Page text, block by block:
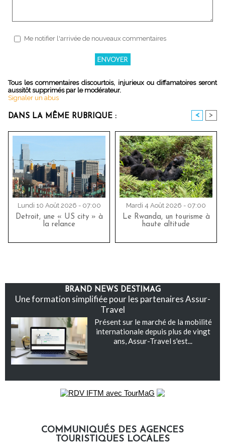
Me notifier l'arrivée de nouveaux commentaires
Tous les commentaires discourtois, injurieux ou diffamatoires seront
aussitôt supprimés par le modérateur.
Signaler un abus
DANS LA MÊME RUBRIQUE : < >
Lundi 10 Août 2026 - 07:00
Detroit, une « US city » à
la relance
Mardi 4 Août 2026 - 07:00
Le Rwanda, un tourisme à
haute altitude
BRAND NEWS DESTIMAG
Une formation simplifiée pour les partenaires Assur-
Travel
Présent sur le marché de la mobilité
internationale depuis plus de vingt
ans, Assur-Travel s'est...
COMMUNIQUÉS DES AGENCES
TOURISTIQUES LOCALES